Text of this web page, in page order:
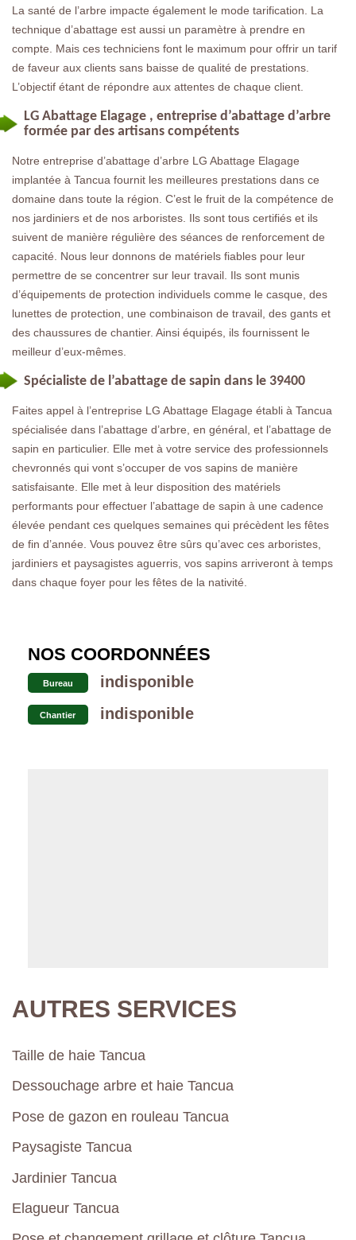
La santé de l’arbre impacte également le mode tarification. La
technique d’abattage est aussi un paramètre à prendre en
compte. Mais ces techniciens font le maximum pour offrir un tarif
de faveur aux clients sans baisse de qualité de prestations.
L’objectif étant de répondre aux attentes de chaque client.
LG Abattage Elagage , entreprise d’abattage d’arbre
formée par des artisans compétents
Notre entreprise d’abattage d’arbre LG Abattage Elagage
implantée à Tancua fournit les meilleures prestations dans ce
domaine dans toute la région. C’est le fruit de la compétence de
nos jardiniers et de nos arboristes. Ils sont tous certifiés et ils
suivent de manière régulière des séances de renforcement de
capacité. Nous leur donnons de matériels fiables pour leur
permettre de se concentrer sur leur travail. Ils sont munis
d’équipements de protection individuels comme le casque, des
lunettes de protection, une combinaison de travail, des gants et
des chaussures de chantier. Ainsi équipés, ils fournissent le
meilleur d’eux-mêmes.
Spécialiste de l’abattage de sapin dans le 39400
Faites appel à l’entreprise LG Abattage Elagage établi à Tancua
spécialisée dans l’abattage d’arbre, en général, et l’abattage de
sapin en particulier. Elle met à votre service des professionnels
chevronnés qui vont s’occuper de vos sapins de manière
satisfaisante. Elle met à leur disposition des matériels
performants pour effectuer l’abattage de sapin à une cadence
élevée pendant ces quelques semaines qui précèdent les fêtes
de fin d’année. Vous pouvez être sûrs qu’avec ces arboristes,
jardiniers et paysagistes aguerris, vos sapins arriveront à temps
dans chaque foyer pour les fêtes de la nativité.
NOS COORDONNÉES
Bureau indisponible
Chantier indisponible
AUTRES SERVICES
Taille de haie Tancua
Dessouchage arbre et haie Tancua
Pose de gazon en rouleau Tancua
Paysagiste Tancua
Jardinier Tancua
Elagueur Tancua